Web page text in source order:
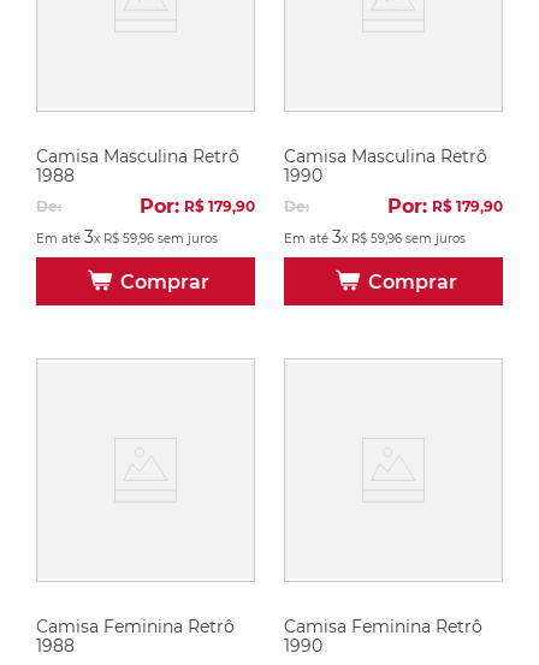
Camisa Masculina Retrô
1988
De: Por: R$ 179,90
Em até 3x R$ 59,96 sem juros
Comprar
Camisa Masculina Retrô
1990
De: Por: R$ 179,90
Em até 3x R$ 59,96 sem juros
Comprar
Camisa Feminina Retrô
1988
Camisa Feminina Retrô
1990